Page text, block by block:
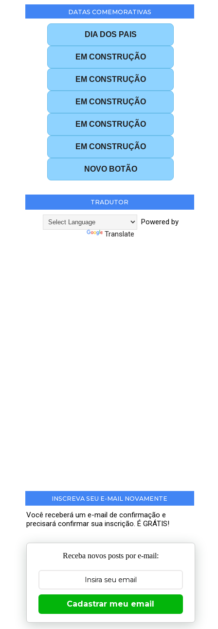
DATAS COMEMORATIVAS
DIA DOS PAIS
EM CONSTRUÇÃO
EM CONSTRUÇÃO
EM CONSTRUÇÃO
EM CONSTRUÇÃO
EM CONSTRUÇÃO
NOVO BOTÃO
TRADUTOR
Powered by
Translate
INSCREVA SEU E-MAIL NOVAMENTE
Você receberá um e-mail de confirmação e
precisará confirmar sua inscrição. É GRÁTIS!
Receba novos posts por e-mail:
Cadastrar meu email